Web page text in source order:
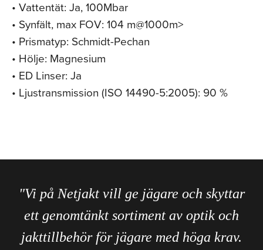
• Vattentät: Ja, 100Mbar
• Synfält, max FOV: 104 m@1000m>
• Prismatyp: Schmidt-Pechan
• Hölje: Magnesium
• ED Linser: Ja
• Ljustransmission (ISO 14490-5:2005): 90 %
"Vi på Netjakt vill ge jägare och skyttar
ett genomtänkt sortiment av optik och
jakttillbehör för jägare med höga krav.